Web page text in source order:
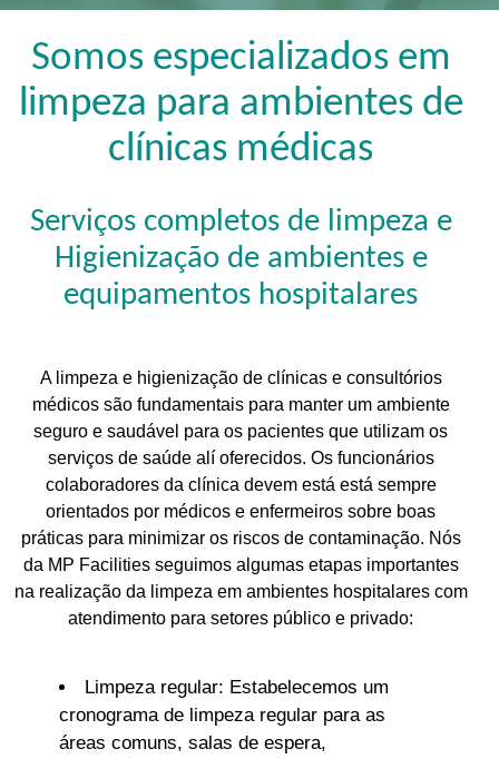
Somos especializados em
limpeza para ambientes de
clínicas médicas
Serviços completos de limpeza e
Higienização de ambientes e
equipamentos hospitalares
A limpeza e higienização de clínicas e consultórios
médicos são fundamentais para manter um ambiente
seguro e saudável para os pacientes que utilizam os
serviços de saúde alí oferecidos. Os funcionários
colaboradores da clínica devem está está sempre
orientados por médicos e enfermeiros sobre boas
práticas para minimizar os riscos de contaminação. Nós
da MP Facilities seguimos algumas etapas importantes
na realização da limpeza em ambientes hospitalares com
atendimento para setores público e privado:
Limpeza regular: Estabelecemos um
cronograma de limpeza regular para as
áreas comuns, salas de espera,